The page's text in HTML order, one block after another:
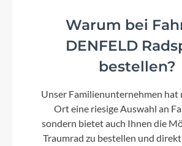
Shimano FC-T801, 48x36x26T,
Kassette
Shimano CS-HG200, 12-
Lenker
CUBE Comfort Shape
Warum bei
DENFELD
bestellen?
Unser Familienunternehmen hat
Ort eine riesige Auswahl an
sondern bietet auch Ihnen die
Traumrad zu bestellen und